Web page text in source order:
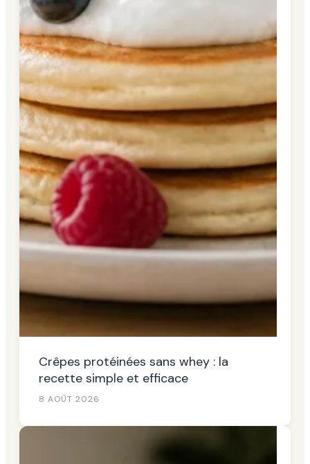
Crêpes protéinées sans whey : la
recette simple et efficace
8 AOÛT 2026